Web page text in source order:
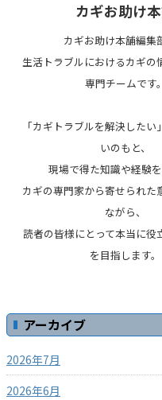
カギお助け
カギお助け本舗編集
生活トラブルにおけるカギの
専門チームです。
「カギトラブルを解決した
いのもと、
現場で得た知識や経験を
カギの専門家から寄せられた
ながら、
読者の皆様にとって本当に役
を目指します。
アーカイブ
2026年7月
2026年6月